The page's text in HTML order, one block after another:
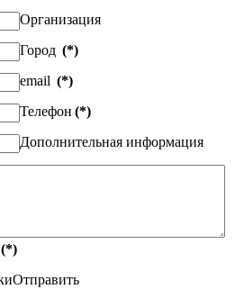
Организация
Город (*)
email (*)
Телефон (*)
Дополнительная информация
(*)
Отправить